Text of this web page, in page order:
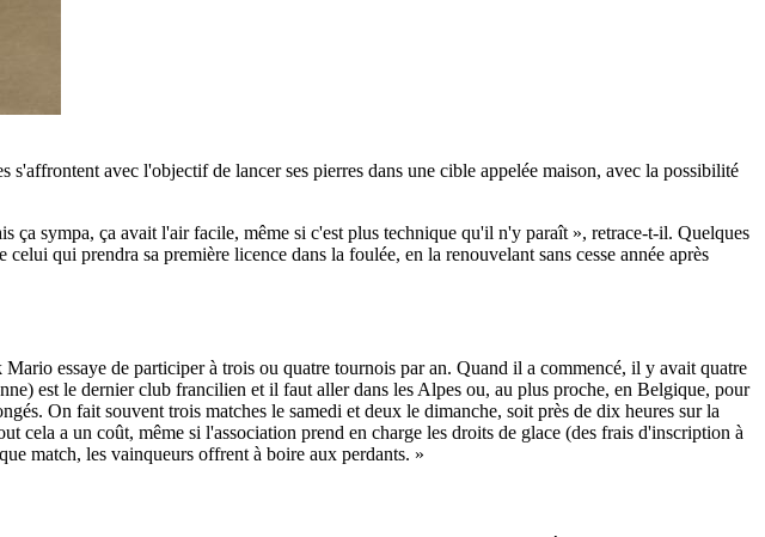
avec l'objectif de lancer ses pierres dans une cible appelée maison, avec la possibilité
sympa, ça avait l'air facile, même si c'est plus technique qu'il n'y paraît », retrace-t-il. Quelques
qui prendra sa première licence dans la foulée, en la renouvelant sans cesse année après
essaye de participer à trois ou quatre tournois par an. Quand il a commencé, il y avait quatre
est le dernier club francilien et il faut aller dans les Alpes ou, au plus proche, en Belgique, pour
On fait souvent trois matches le samedi et deux le dimanche, soit près de dix heures sur la
a un coût, même si l'association prend en charge les droits de glace (des frais d'inscription à
match, les vainqueurs offrent à boire aux perdants. »